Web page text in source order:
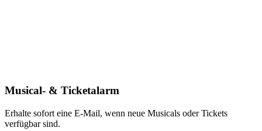
Musical- & Ticketalarm
Erhalte sofort eine E-Mail, wenn neue Musicals oder Tickets
verfügbar sind.